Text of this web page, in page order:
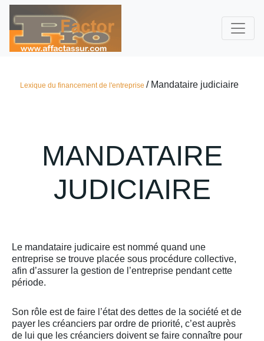
Lexique du financement de l'entreprise / Mandataire judiciaire
MANDATAIRE
JUDICIAIRE
Le mandataire judicaire est nommé quand une
entreprise se trouve placée sous procédure collective,
afin d’assurer la gestion de l’entreprise pendant cette
période.
Son rôle est de faire l’état des dettes de la société et de
payer les créanciers par ordre de priorité, c’est auprès
de lui que les créanciers doivent se faire connaître pour